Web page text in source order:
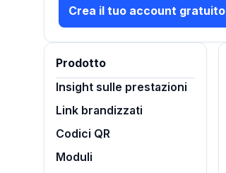
Crea il tuo account gratuito
Prodotto
Insight sulle prestazioni
Link brandizzati
Codici QR
Moduli